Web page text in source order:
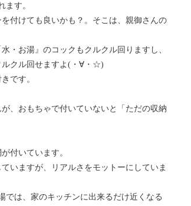
ます。
付けても良いかも？。そこは、親御さんの
・お湯』のコックもクルクル回りますし、
ルクル回せますよ(・∀・☆)
です。
、おもちゃで付いていないと「ただの収納
付いています。
いますが、リアルさをモットーにしていま
は、家のキッチンに出来るだけ近くなる